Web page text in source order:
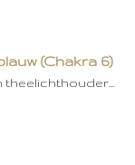
(Chakra 6)